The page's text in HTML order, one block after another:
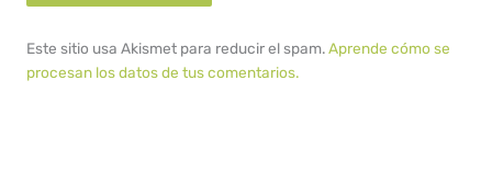
Este sitio usa Akismet para reducir el spam.Aprende cómo se
procesan los datos de tus comentarios.